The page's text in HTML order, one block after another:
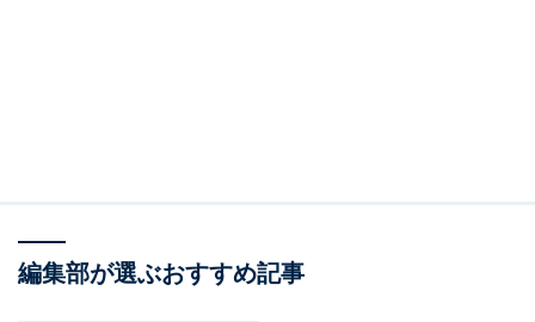
編集部が選ぶおすすめ記事